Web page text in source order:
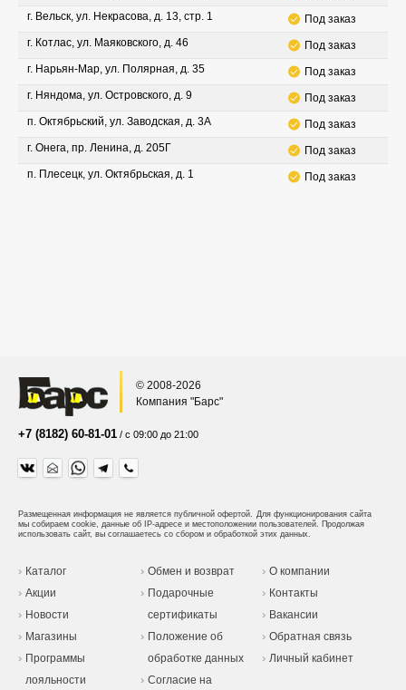
г. Вельск, ул. Некрасова, д. 13, стр. 1
Под заказ
г. Котлас, ул. Маяковского, д. 46
Под заказ
г. Нарьян-Мар, ул. Полярная, д. 35
Под заказ
г. Няндома, ул. Островского, д. 9
Под заказ
п. Октябрьский, ул. Заводская, д. 3А
Под заказ
г. Онега, пр. Ленина, д. 205Г
Под заказ
п. Плесецк, ул. Октябрьская, д. 1
Под заказ
© 2008-2026
Компания "Барс"
+7 (8182) 60-81-01 / с 09:00 до 21:00
Размещенная информация не является публичной офертой. Для функционирования сайта
мы собираем cookie, данные об IP-адресе и местоположении пользователей. Продолжая
использовать сайт, вы соглашаетесь со сбором и обработкой этих данных.
Каталог
Акции
Новости
Магазины
Программы
лояльности
Обмен и возврат
Подарочные
сертификаты
Положение об
обработке данных
Согласие на
О компании
Контакты
Вакансии
Обратная связь
Личный кабинет